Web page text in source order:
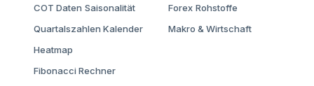
COT Daten Saisonalität
Quartalszahlen Kalender
Heatmap
Fibonacci Rechner
Forex Rohstoffe
Makro & Wirtschaft